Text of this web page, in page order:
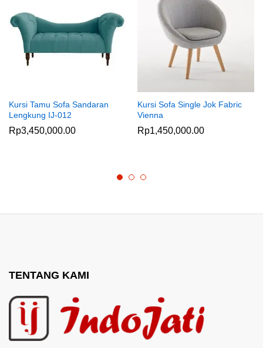
Kursi Tamu Sofa Sandaran
Lengkung IJ-012
Rp3,450,000.00
Kursi Sofa Single Jok Fabric
Vienna
Rp1,450,000.00
TENTANG KAMI